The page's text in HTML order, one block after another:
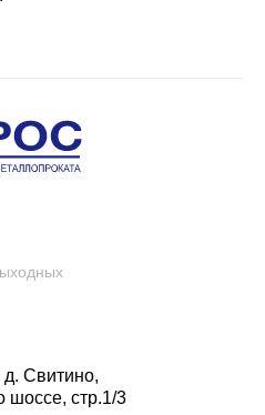
Свитино,
шоссе, стр.1/3